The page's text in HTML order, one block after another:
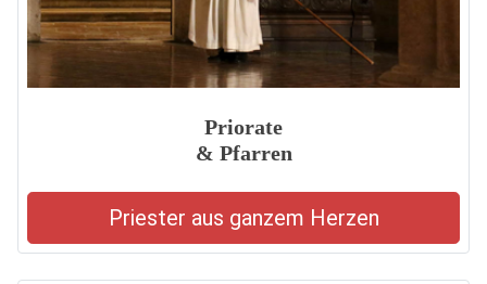
Priorate
& Pfarren
Priester aus ganzem Herzen